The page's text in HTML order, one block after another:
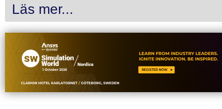
Läs mer...